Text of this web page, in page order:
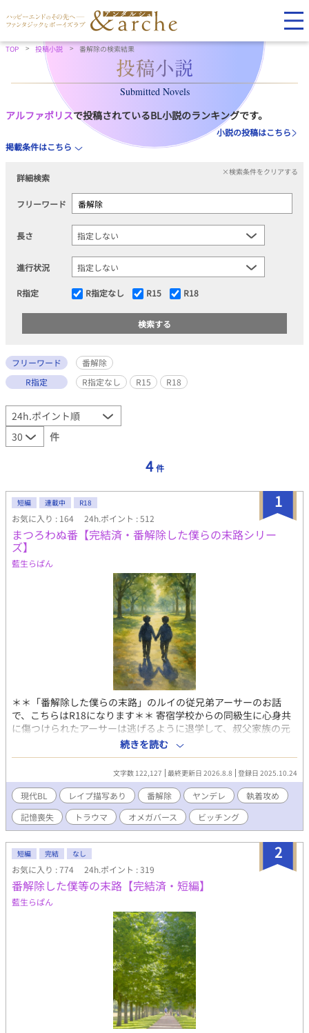
TOP 投稿小説 番解除の検索結果
Submitted Novels
アルファポリスで投稿されているBL小説のランキングです。
小説の投稿はこちら
掲載条件はこちら
詳細検索
×検索条件をクリアする
フリーワード
長さ
進行状況
R指定 R指定なし R15 R18
フリーワード
番解除
R指定
R指定なし R15 R18
件
4 件
1
短編 連載中 R18
お気に入り : 164 24h.ポイント : 512
まつろわぬ番【完結済・番解除した僕らの末路シリー
ズ】
藍生らぱん
＊＊「番解除した僕らの末路」のルイの従兄弟アーサーのお話
で、こちらはR18になります＊＊ 寄宿学校からの同級生に心身共
に傷つけられたアーサーは逃げるように退学して、叔父家族の元
に身を寄せた。 １０年後、がん治療の専門医になったアーサー
は、初期がんの治療に訪れた同級生と再会することになった。 ＊
＊センシティブな内容も含みますのでタグをご確認ください。＊
＊ 「番解除した僕らの末路」の前日譚とアーサーとヴィクトール
視点の裏のお話も公開しています。 ＊＊番外編Recollect 不定期
連載中です。＊＊ 本編や以前書いた番外編等と若干齟齬が出て来
た部分がありますが、さらっと流していただけますようお願いし
ます。 都度都度だと埒が明かないので、全部書き終わってから修
正予定です。 ＊＊表紙画像はCopilotのAIで作成しました。＊＊
続きを読む
文字数 122,127 最終更新日 2026.8.8 登録日 2025.10.24
現代BL レイプ描写あり 番解除 ヤンデレ
執着攻め
記憶喪失
トラウマ オメガバース ビッチング
2
短編 完結 なし
お気に入り : 774 24h.ポイント : 319
番解除した僕等の末路【完結済・短編】
藍生らぱん